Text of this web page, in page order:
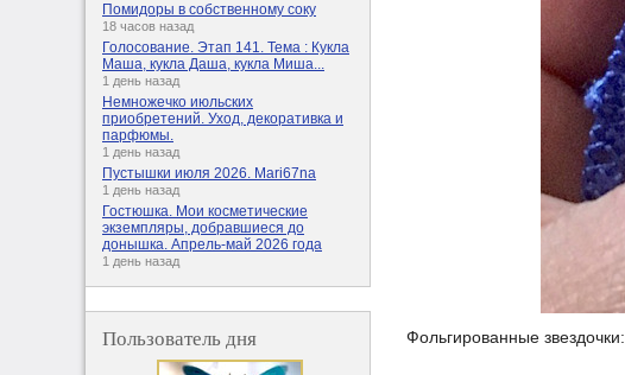
Фольгированные звездочки:
Помидоры в собственному соку
18 часов назад
Голосование. Этап 141. Тема : Кукла
Маша, кукла Даша, кукла Миша...
1 день назад
Немножечко июльских
приобретений. Уход, декоративка и
парфюмы.
1 день назад
Пустышки июля 2026. Mari67na
1 день назад
Гостюшка. Мои косметические
экземпляры, добравшиеся до
донышка. Апрель-май 2026 года
1 день назад
Пользователь дня